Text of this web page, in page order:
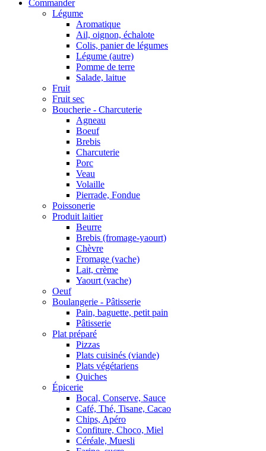
Commander
Légume
Aromatique
Ail, oignon, échalote
Colis, panier de légumes
Légume (autre)
Pomme de terre
Salade, laitue
Fruit
Fruit sec
Boucherie - Charcuterie
Agneau
Boeuf
Brebis
Charcuterie
Porc
Veau
Volaille
Pierrade, Fondue
Poissonerie
Produit laitier
Beurre
Brebis (fromage-yaourt)
Chèvre
Fromage (vache)
Lait, crème
Yaourt (vache)
Oeuf
Boulangerie - Pâtisserie
Pain, baguette, petit pain
Pâtisserie
Plat préparé
Pizzas
Plats cuisinés (viande)
Plats végétariens
Quiches
Épicerie
Bocal, Conserve, Sauce
Café, Thé, Tisane, Cacao
Chips, Apéro
Confiture, Choco, Miel
Céréale, Muesli